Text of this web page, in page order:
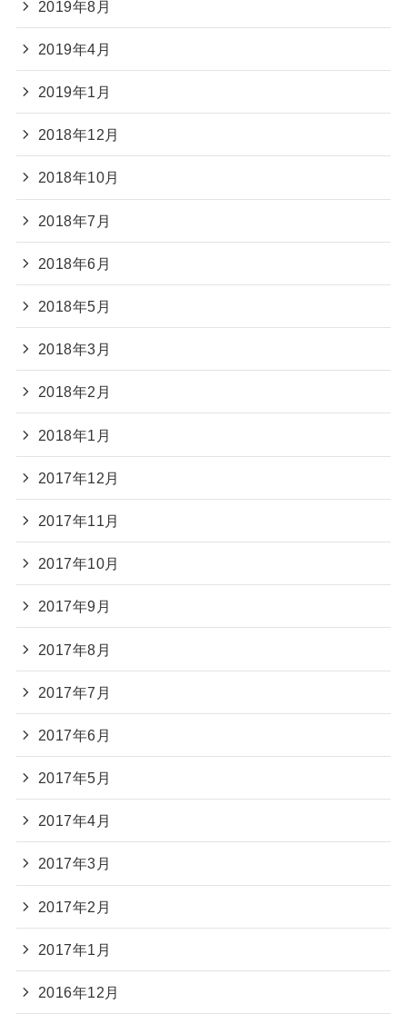
2019年8月
2019年4月
2019年1月
2018年12月
2018年10月
2018年7月
2018年6月
2018年5月
2018年3月
2018年2月
2018年1月
2017年12月
2017年11月
2017年10月
2017年9月
2017年8月
2017年7月
2017年6月
2017年5月
2017年4月
2017年3月
2017年2月
2017年1月
2016年12月